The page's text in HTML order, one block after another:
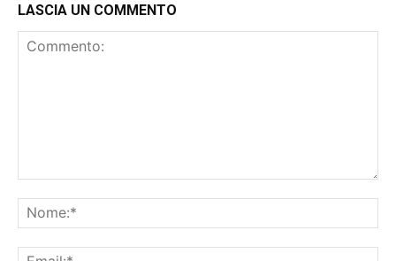
LASCIA UN COMMENTO